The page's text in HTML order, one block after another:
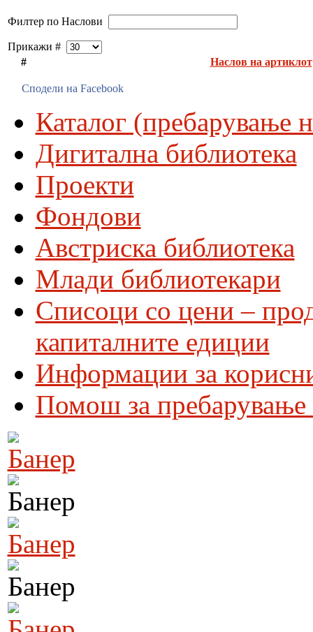
Филтер по Наслови
Прикажи #
#
Наслов на артиклот
Сподели на Facebook
Каталог (пребарување
Дигитална библиотека
Проекти
Фондови
Австриска библиотека
Млади библиотекари
Списоци со цени –
капиталните едиции
Информации за
Помош за